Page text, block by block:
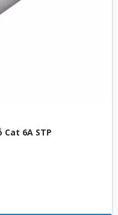
6A STP